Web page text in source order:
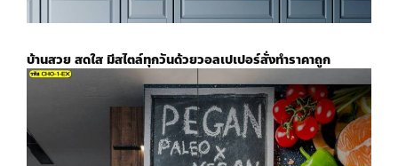
บ้านสวย สดใส มีสไตล์ทุกวันด้วยวอลเปเปอร์สั่งทำราคาถูก